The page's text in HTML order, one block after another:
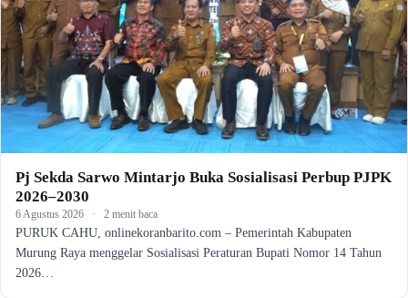
Pj Sekda Sarwo Mintarjo Buka Sosialisasi Perbup PJPK
2026–2030
6 Agustus 2026 · 2 menit baca
PURUK CAHU, onlinekoranbarito.com – Pemerintah Kabupaten
Murung Raya menggelar Sosialisasi Peraturan Bupati Nomor 14 Tahun
2026…